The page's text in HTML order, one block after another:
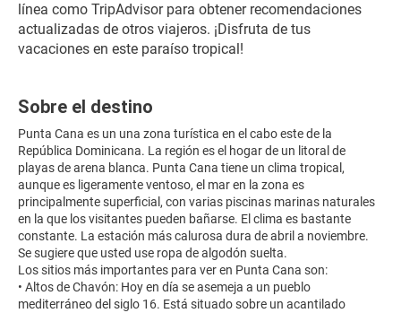
línea como TripAdvisor para obtener recomendaciones
actualizadas de otros viajeros. ¡Disfruta de tus
vacaciones en este paraíso tropical!
Sobre el destino
Punta Cana es un una zona turística en el cabo este de la
República Dominicana. La región es el hogar de un litoral de
playas de arena blanca. Punta Cana tiene un clima tropical,
aunque es ligeramente ventoso, el mar en la zona es
principalmente superficial, con varias piscinas marinas naturales
en la que los visitantes pueden bañarse. El clima es bastante
constante. La estación más calurosa dura de abril a noviembre.
Se sugiere que usted use ropa de algodón suelta.
Los sitios más importantes para ver en Punta Cana son:
• Altos de Chavón: Hoy en día se asemeja a un pueblo
mediterráneo del siglo 16. Está situado sobre un acantilado